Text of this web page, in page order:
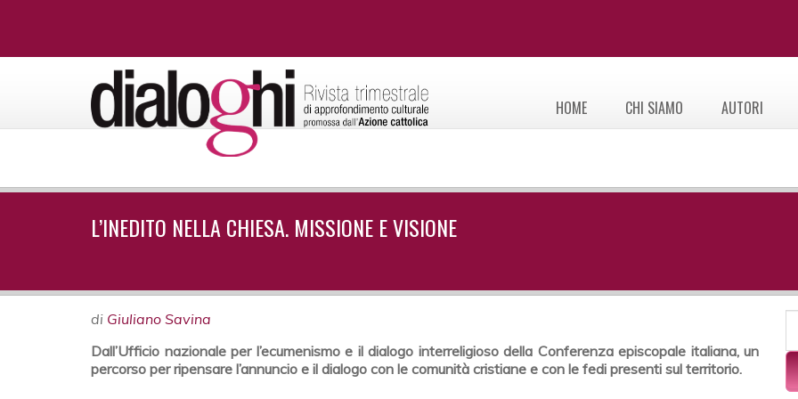
HOME CHI SIAMO AUTORI
L’INEDITO NELLA CHIESA. MISSIONE E VISIONE
di Giuliano Savina
Dall’Ufficio nazionale per l’ecumenismo e il dialogo interreligioso della Conferenza episcopale italiana, un
percorso per ripensare l’annuncio e il dialogo con le comunità cristiane e con le fedi presenti sul territorio.